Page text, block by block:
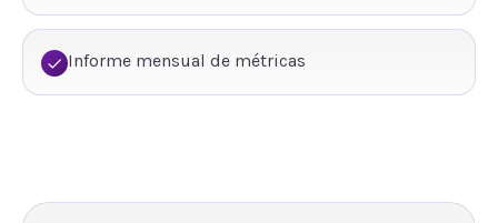
Informe mensual de métricas